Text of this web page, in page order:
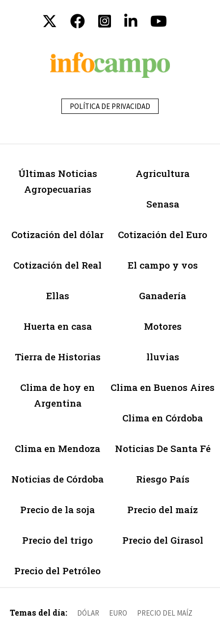
POLÍTICA DE PRIVACIDAD
Últimas Noticias
Agropecuarias
Agricultura
Senasa
Cotización del dólar Cotización del Euro
Cotización del Real El campo y vos
Ellas Ganadería
Huerta en casa Motores
Tierra de Historias lluvias
Clima de hoy en
Argentina
Clima en Buenos Aires
Clima en Córdoba
Clima en Mendoza Noticias De Santa Fé
Noticias de Córdoba Riesgo País
Precio de la soja Precio del maíz
Precio del trigo Precio del Girasol
Precio del Petróleo
Temas del día: DÓLAR EURO PRECIO DEL MAÍZ